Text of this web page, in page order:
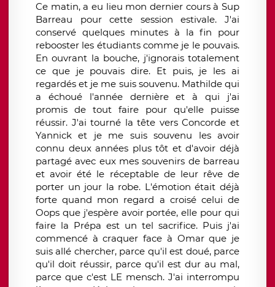
​Ce matin, a eu lieu mon dernier cours à Sup
Barreau pour cette session estivale. J'ai
conservé quelques minutes à la fin pour
rebooster les étudiants comme je le pouvais.
En ouvrant la bouche, j'ignorais totalement
ce que je pouvais dire. Et puis, je les ai
regardés et je me suis souvenu. Mathilde qui
a échoué l'année dernière et à qui j'ai
promis de tout faire pour qu'elle puisse
réussir. J'ai tourné la tête vers Concorde et
Yannick et je me suis souvenu les avoir
connu deux années plus tôt et d'avoir déjà
partagé avec eux mes souvenirs de barreau
et avoir été le réceptable de leur rêve de
porter un jour la robe. L'émotion était déjà
forte quand mon regard a croisé celui de
Oops que j'espère avoir portée, elle pour qui
faire la Prépa est un tel sacrifice. Puis j'ai
commencé à craquer face à Omar que je
suis allé chercher, parce qu'il est doué, parce
qu'il doit réussir, parce qu'il est dur au mal,
parce que c'est LE mensch. J'ai interrompu